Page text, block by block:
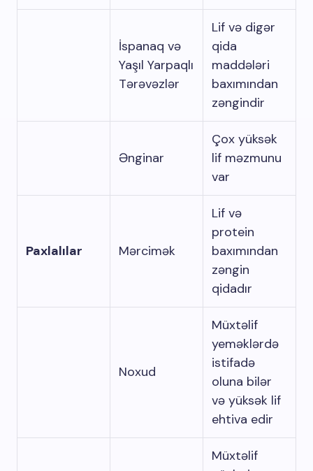
İspanaq və
Yaşıl Yarpaqlı
Tərəvəzlər
Lif və digər
qida
maddələri
baxımından
zəngindir
Ənginar
Çox yüksək
lif məzmunu
var
Paxlalılar Mərcimək
Lif və
protein
baxımından
zəngin
qidadır
Noxud
Müxtəlif
yeməklərdə
istifadə
oluna bilər
və yüksək lif
ehtiva edir
Müxtəlif